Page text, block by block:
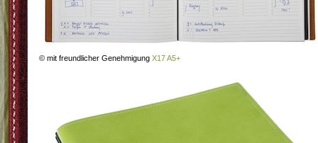
© mit freundlicher Genehmigung X17 A5+